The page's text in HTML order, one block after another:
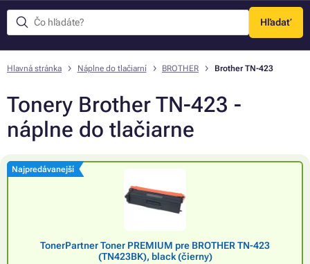
Hľadať
Menu
Hlavná stránka Náplne do tlačiarní BROTHER Brother TN-423
Tonery Brother TN-423 -
náplne do tlačiarne
Najpredávanejší
TonerPartner Toner PREMIUM pre BROTHER TN-423
(TN423BK), black (čierny)